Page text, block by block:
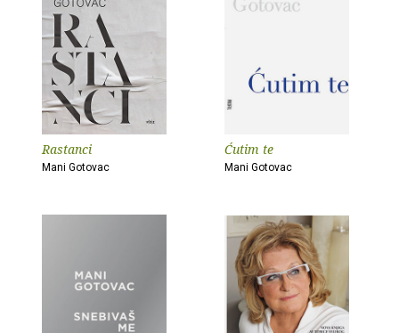
Rastanci
Mani Gotovac
Ćutim te
Mani Gotovac